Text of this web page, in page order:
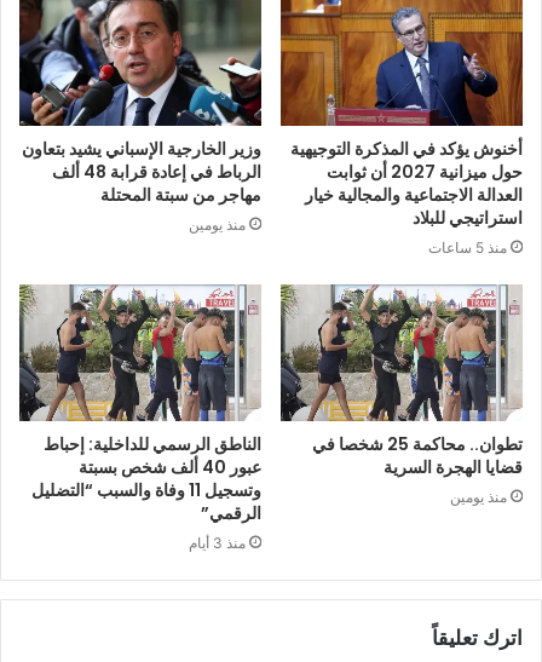
أخنوش يؤكد في المذكرة التوجيهية
حول ميزانية 2027 أن ثوابت
العدالة الاجتماعية والمجالية خيار
استراتيجي للبلاد
منذ 5 ساعات
وزير الخارجية الإسباني يشيد بتعاون
الرباط في إعادة قرابة 48 ألف
مهاجر من سبتة المحتلة
منذ يومين
تطوان.. محاكمة 25 شخصا في
قضايا الهجرة السرية
منذ يومين
الناطق الرسمي للداخلية: إحباط
عبور 40 ألف شخص بسبتة
وتسجيل 11 وفاة والسبب “التضليل
الرقمي”
منذ 3 أيام
اترك تعليقاً